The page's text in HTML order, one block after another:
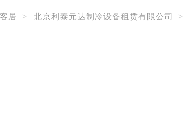
居 > 北京利泰元达制冷设备租赁有限公司 >